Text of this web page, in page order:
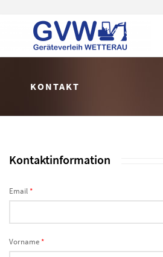
KONTAKT
Kontaktinformation
Email*
Vorname*